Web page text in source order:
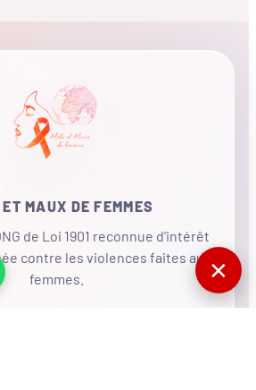
MAUX DE FEMMES
de Loi 1901 reconnue d'intérêt
contre les violences faites aux
femmes.
✕